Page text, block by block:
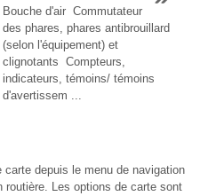
Bouche d'air Commutateur
des phares, phares antibrouillard
(selon l'équipement) et
clignotants Compteurs,
indicateurs, témoins/ témoins
d'avertissem ...
depuis le menu de navigation
routière. Les options de carte sont